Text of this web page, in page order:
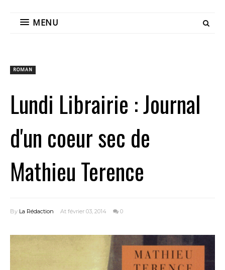
MENU
ROMAN
Lundi Librairie : Journal
d'un coeur sec de
Mathieu Terence
By La Rédaction At février 03, 2014 0